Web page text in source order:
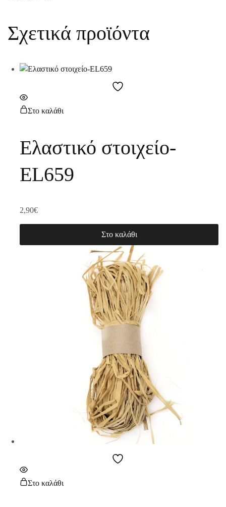
Σχετικά προϊόντα
Στο καλάθι
Ελαστικό στοιχείο-
EL659
2,90€
Στο καλάθι
Στο καλάθι